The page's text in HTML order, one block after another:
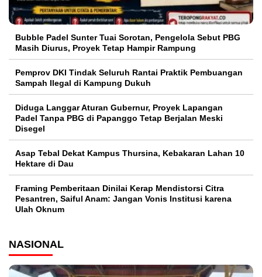
Bubble Padel Sunter Tuai Sorotan, Pengelola Sebut PBG
Masih Diurus, Proyek Tetap Hampir Rampung
Pemprov DKI Tindak Seluruh Rantai Praktik Pembuangan
Sampah Ilegal di Kampung Dukuh
Diduga Langgar Aturan Gubernur, Proyek Lapangan
Padel Tanpa PBG di Papanggo Tetap Berjalan Meski
Disegel
Asap Tebal Dekat Kampus Thursina, Kebakaran Lahan 10
Hektare di Dau
Framing Pemberitaan Dinilai Kerap Mendistorsi Citra
Pesantren, Saiful Anam: Jangan Vonis Institusi karena
Ulah Oknum
NASIONAL